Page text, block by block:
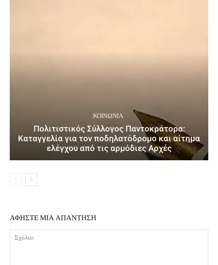
ΚΟΙΝΩΝΙΑ
Πολιτιστικός Σύλλογος Παντοκράτορα:
Καταγγελία για τον ποδηλατόδρομο και αίτημα
ελέγχου από τις αρμόδιες Αρχές
ΑΦΗΣΤΕ ΜΙΑ ΑΠΑΝΤΗΣΗ